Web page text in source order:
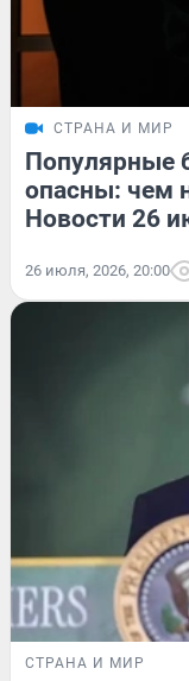
СТРАНА И МИР
Популярные
опасны: чем
Новости 26
26 июля, 2026, 20:00
СТРАНА И МИР